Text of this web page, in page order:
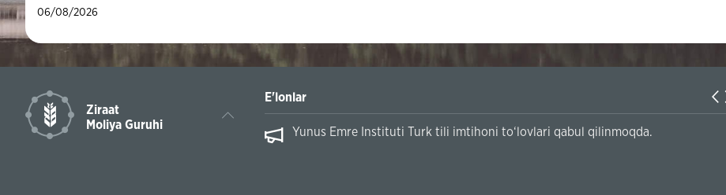
06/08/2026
Ziraat
Moliya Guruhi
E'lonlar
Yunus Emre Instituti Turk tili imtihoni to‘lovlari qabul qilinmoqda.